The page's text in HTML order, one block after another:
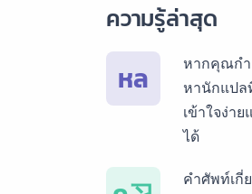
ลาว ราคาเ
บริการรับ
พม่า ราค
150฿
บริการรับ
ความรู้ล่าสุด
หล
หากคุณกำ
หานักแปล
เข้าใจง่าย
ได้
คำศัพท์เกี่